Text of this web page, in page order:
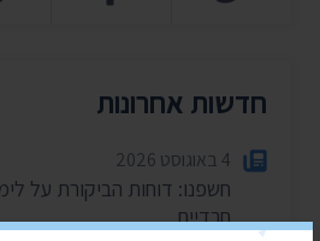
חדשות אחרונות
4 באוגוסט 2026
חשפנו: דוחות הביקורת על
חרדיים